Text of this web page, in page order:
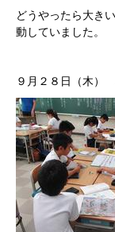
どうやったら大き
動していました。
９月２８日（木）